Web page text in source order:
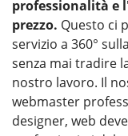
professionalità e
prezzo. Questo ci
servizio a 360°
senza mai tradire
nostro lavoro. Il
webmaster
designer, web